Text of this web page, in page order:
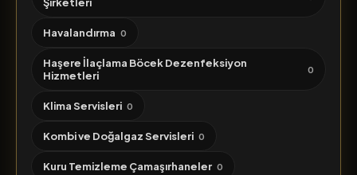
Havalandırma 0
Haşere İlaçlama Böcek Dezenfeksiyon
Hizmetleri
0
Klima Servisleri 0
Kombi ve Doğalgaz Servisleri 0
Kuru Temizleme Çamaşırhaneler 0